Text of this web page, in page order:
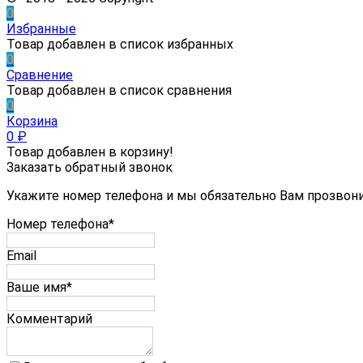
0
Избранные
Товар добавлен в список избранных
0
Сравнение
Товар добавлен в список сравнения
0
Корзина
0 ₽
Товар добавлен в корзину!
Заказать обратный звонок
Укажите номер телефона и мы обязательно Вам
Номер телефона*
Email
Ваше имя*
Комментарий